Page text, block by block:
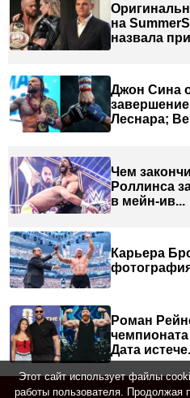
на
назвала
Джон Сина
Леснара;
Чем
Роллинса
в мейн-ив...
Карьера
Роман
Дата
Этот сайт использует файлы
работы пользователя. Продолжая